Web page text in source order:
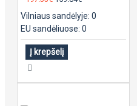
Vilniaus sandėlyje: 0
EU sandėliuose: 0
Į krepšelį